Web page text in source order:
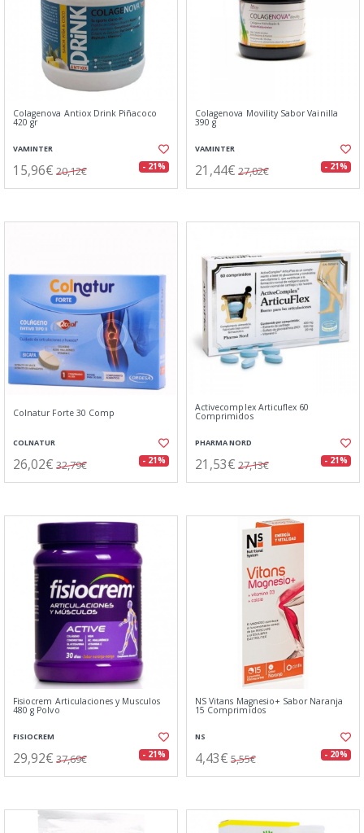
Colagenova Antiox Drink Piñacoco
420 gr
VAMINTER
15,96€ 20,12€ - 21%
Colagenova Movility Sabor Vainilla
390 g
VAMINTER
21,44€ 27,02€ - 21%
Colnatur Forte 30 Comp
COLNATUR
26,02€ 32,79€ - 21%
Activecomplex Articuflex 60
Comprimidos
PHARMA NORD
21,53€ 27,13€ - 21%
Fisiocrem Articulaciones y Musculos
480 g Polvo
FISIOCREM
29,92€ 37,69€ - 21%
NS Vitans Magnesio+ Sabor Naranja
15 Comprimidos
NS
4,43€ 5,55€ - 20%